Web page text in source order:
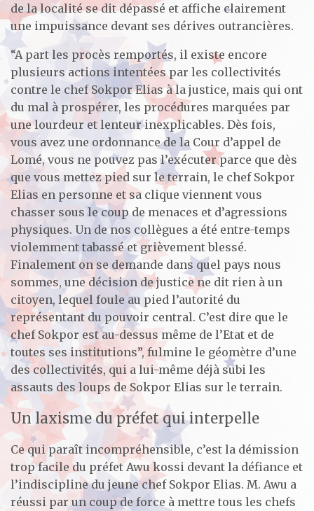
de la localité se dit dépassé et affiche clairement
une impuissance devant ses dérives outrancières.
“A part les procès remportés, il existe encore
plusieurs actions intentées par les collectivités
contre le chef Sokpor Elias à la justice, mais qui ont
du mal à prospérer, les procédures marquées par
une lourdeur et lenteur inexplicables. Dès fois,
vous avez une ordonnance de la Cour d’appel de
Lomé, vous ne pouvez pas l’exécuter parce que dès
que vous mettez pied sur le terrain, le chef Sokpor
Elias en personne et sa clique viennent vous
chasser sous le coup de menaces et d’agressions
physiques. Un de nos collègues a été entre-temps
violemment tabassé et grièvement blessé.
Finalement on se demande dans quel pays nous
sommes, une décision de justice ne dit rien à un
citoyen, lequel foule au pied l’autorité du
représentant du pouvoir central. C’est dire que le
chef Sokpor est au-dessus même de l’Etat et de
toutes ses institutions”, fulmine le géomètre d’une
des collectivités, qui a lui-même déjà subi les
assauts des loups de Sokpor Elias sur le terrain.
Un laxisme du préfet qui interpelle
Ce qui paraît incompréhensible, c’est la démission
trop facile du préfet Awu kossi devant la défiance et
l’indiscipline du jeune chef Sokpor Elias. M. Awu a
réussi par un coup de force à mettre tous les chefs